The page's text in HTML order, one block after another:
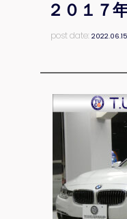
２０１７
post date:2022.06.15